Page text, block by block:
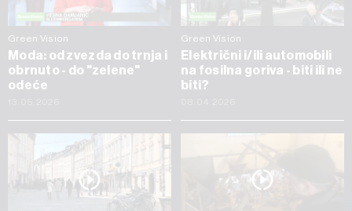
Green Vision
Moda: od zvezda do trnja i
obrnuto - do "zelene"
odeće
Green Vision
Električni i/ili automobili
na fosilna goriva - biti ili ne
biti?